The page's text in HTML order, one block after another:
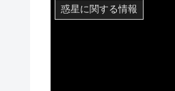
惑星に関する情報